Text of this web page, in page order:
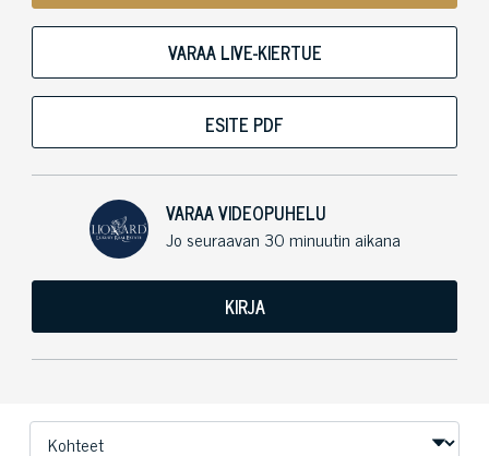
VARAA LIVE-KIERTUE
ESITE PDF
VARAA VIDEOPUHELU
Jo seuraavan 30 minuutin aikana
KIRJA